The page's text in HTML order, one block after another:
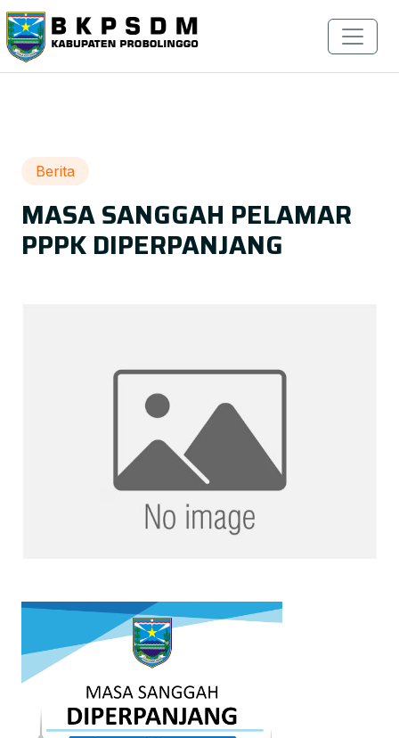
Berita
MASA SANGGAH PELAMAR
PPPK DIPERPANJANG